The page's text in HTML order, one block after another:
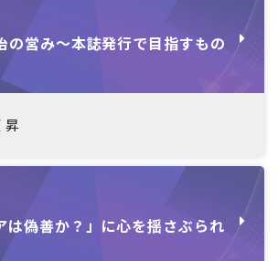
の営み～本誌発行で目指すもの
は偽善か？」に心を揺さぶられ